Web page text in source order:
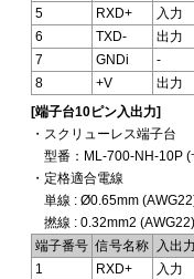
5
RXD+
入力
6
TXD-
出力
7
GNDi
-
8
+V
出力
[端子台10ピン入出力]
・スクリューレス端子台
型番：ML-700-NH-10P (
・定格適合電線
単線 : Ø0.65mm
撚線 : 0.32mm2
端子番号 信号名称
入出
1
RXD+
入力